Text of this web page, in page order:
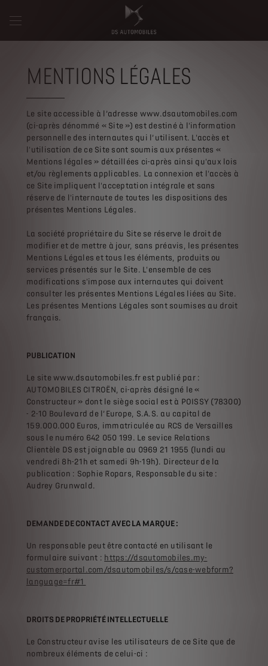
MENTIONS LÉGALES
Le site accessible à l’adresse www.dsautomobiles.com
(ci-après dénommé « Site ») est destiné à l'information
personnelle des internautes qui l’utilisent. L'accès et
l'utilisation de ce Site sont soumis aux présentes «
Mentions légales » détaillées ci-après ainsi qu'aux lois
et/ou règlements applicables. La connexion et l'accès à
ce Site impliquent l'acceptation intégrale et sans
réserve de l'internaute de toutes les dispositions des
présentes Mentions Légales.
La société propriétaire du Site se réserve le droit de
modifier et de mettre à jour, sans préavis, les présentes
Mentions Légales et tous les éléments, produits ou
services présentés sur le Site. L'ensemble de ces
modifications s'impose aux internautes qui doivent
consulter les présentes Mentions Légales liées au Site.
Les présentes Mentions Légales sont soumises au droit
français.
PUBLICATION
Le site www.dsautomobiles.fr est publié par :
AUTOMOBILES CITROËN, ci-après désigné le «
Constructeur » dont le siège social est à POISSY (78300)
- 2-10 Boulevard de l’Europe, S.A.S. au capital de
159.000.000 Euros, immatriculée au RCS de Versailles
sous le numéro 642 050 199. Le sevice Relations
Clientèle DS est joignable au 0969 21 1955 (lundi au
vendredi 8h-21h et samedi 9h-19h). Directeur de la
publication : Sophie Ropars, Responsable du site :
Audrey Grunwald.
DEMANDE DE CONTACT AVEC LA MARQUE :
Un responsable peut être contacté en utilisant le
formulaire suivant : https://dsautomobiles.my-
customerportal.com/dsautomobiles/s/case-webform?
language=fr#1
DROITS DE PROPRIÉTÉ INTELLECTUELLE
Le Constructeur avise les utilisateurs de ce Site que de
nombreux éléments de celui-ci :